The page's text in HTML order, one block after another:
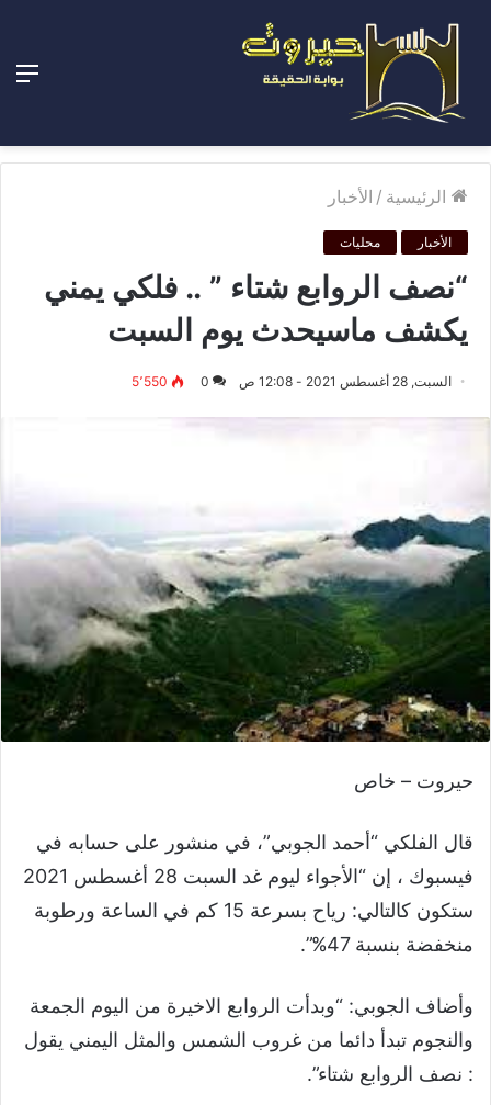
الرئيسية / الأخبار
الأخبار محليات
“نصف الروابع شتاء ” .. فلكي يمني
يكشف ماسيحدث يوم السبت
السبت, 28 أغسطس 2021 - 12:08 ص 0 5٬550
حيروت – خاص
قال الفلكي “أحمد الجوبي”، في منشور على حسابه في
فيسبوك ، إن “الأجواء ليوم غد السبت 28 أغسطس 2021
ستكون كالتالي: رياح بسرعة 15 كم في الساعة ورطوبة
منخفضة بنسبة 47%”.
وأضاف الجوبي: “وبدأت الروابع الاخيرة من اليوم الجمعة
والنجوم تبدأ دائما من غروب الشمس والمثل اليمني يقول
: نصف الروابع شتاء”.